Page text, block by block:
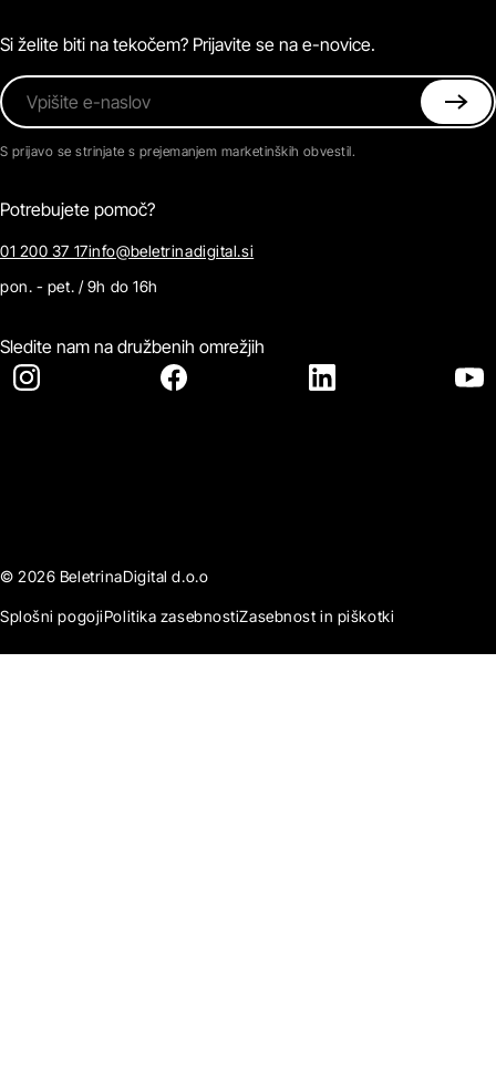
Kontaktirajte nas
Si želite biti na tekočem? Prijavite se na e-novice.
Vpišite e-naslov
S prijavo se strinjate s prejemanjem marketinških obvestil.
Potrebujete pomoč?
01 200 37 17info@beletrinadigital.si
pon. - pet. / 9h do 16h
Sledite nam na družbenih omrežjih
© 2026 BeletrinaDigital d.o.o
Splošni pogojiPolitika zasebnostiZasebnost in piškotki